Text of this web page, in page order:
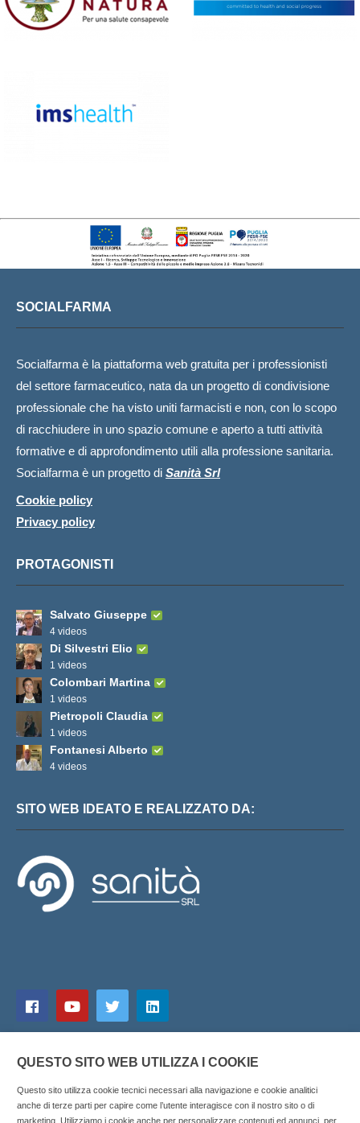
SOCIALFARMA
Socialfarma è la piattaforma web gratuita per i professionisti
del settore farmaceutico, nata da un progetto di condivisione
professionale che ha visto uniti farmacisti e non, con lo scopo
di racchiudere in uno spazio comune e aperto a tutti attività
formative e di approfondimento utili alla professione sanitaria.
Socialfarma è un progetto di Sanità Srl
Cookie policy
Privacy policy
PROTAGONISTI
Salvato Giuseppe
4 videos
Di Silvestri Elio
1 videos
Colombari Martina
1 videos
Pietropoli Claudia
1 videos
Fontanesi Alberto
4 videos
SITO WEB IDEATO E REALIZZATO DA:
QUESTO SITO WEB UTILIZZA I COOKIE
Questo sito utilizza cookie tecnici necessari alla navigazione e cookie analitici
anche di terze parti per capire come l’utente interagisce con il nostro sito o di
marketing. Utilizziamo i cookie anche per personalizzare contenuti ed annunci, per